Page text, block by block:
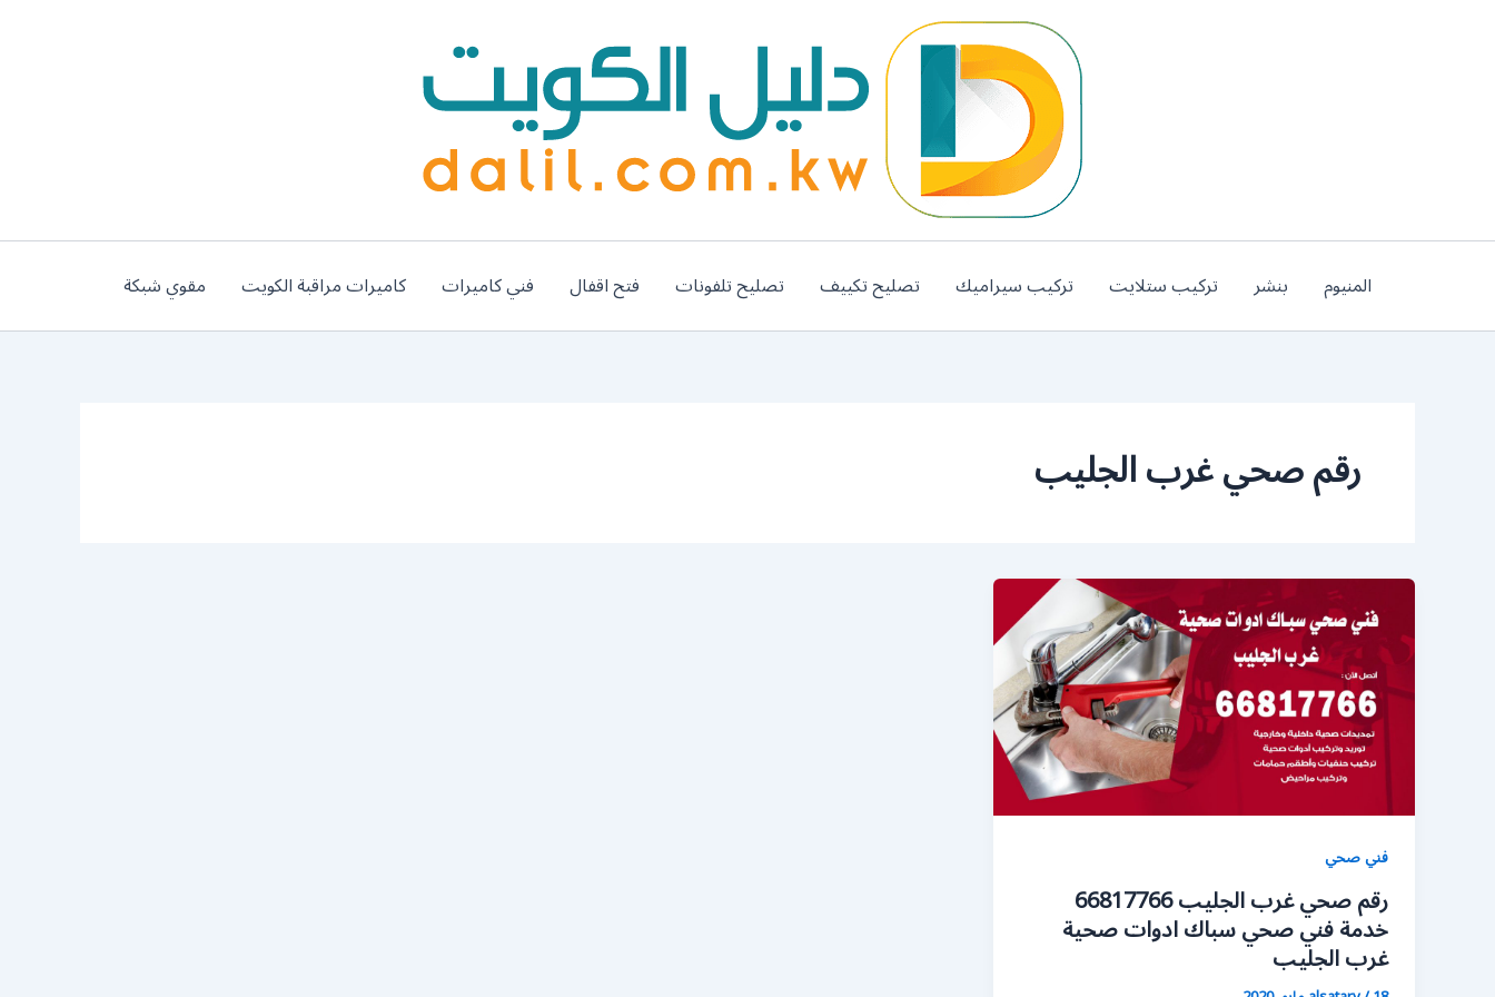
المنيوم بنشر تركيب ستلايت تركيب سيراميك تصليح تكييف تصليح تلفونات فتح اقفال فني كاميرات كاميرات مراقبة الكويت مقوي شبكة
رقم صحي غرب الجليب
فني صحي
رقم صحي غرب الجليب 66817766
خدمة فني صحي سباك ادوات صحية
غرب الجليب